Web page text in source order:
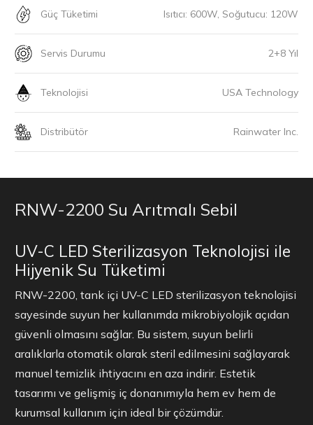
Güç Tüketimi Isıtıcı: 600W, Soğutucu: 120W
Servis Durumu 2+8 Yıl
Teknolojisi USA Technology
Distribütör Rainwater Inc.
RNW-2200 Su Arıtmalı Sebil
UV-C LED Sterilizasyon Teknolojisi ile
Hijyenik Su Tüketimi
RNW-2200, tank içi UV-C LED sterilizasyon teknolojisi
sayesinde suyun her kullanımda mikrobiyolojik açıdan
güvenli olmasını sağlar. Bu sistem, suyun belirli
aralıklarla otomatik olarak steril edilmesini sağlayarak
manuel temizlik ihtiyacını en aza indirir. Estetik
tasarımı ve gelişmiş iç donanımıyla hem ev hem de
kurumsal kullanım için ideal bir çözümdür.